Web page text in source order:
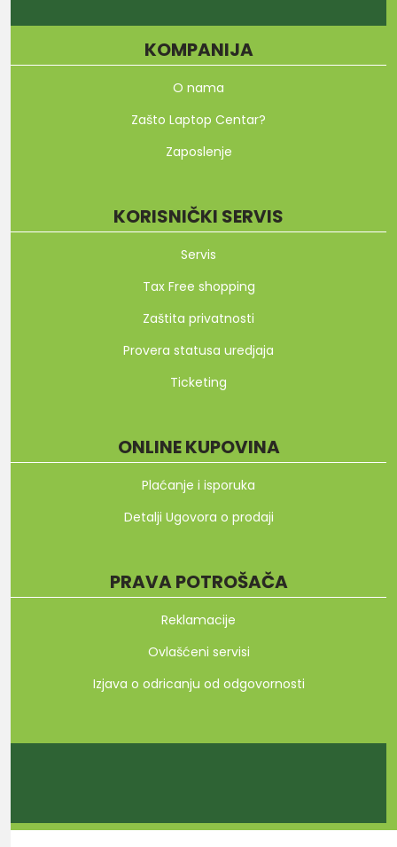
KOMPANIJA
O nama
Zašto Laptop Centar?
Zaposlenje
KORISNIČKI SERVIS
Servis
Tax Free shopping
Zaštita privatnosti
Provera statusa uredjaja
Ticketing
ONLINE KUPOVINA
Plaćanje i isporuka
Detalji Ugovora o prodaji
PRAVA POTROŠAČA
Reklamacije
Ovlašćeni servisi
Izjava o odricanju od odgovornosti